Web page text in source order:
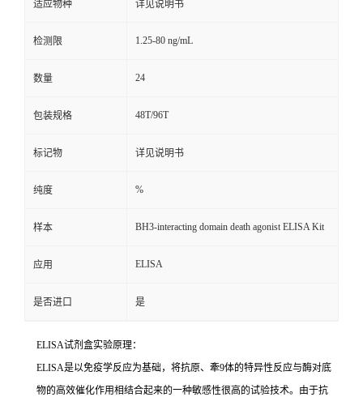
适应物种 详见说明书
检测限 1.25-80 ng/mL
数量 24
包装规格 48T/96T
标记物 详见说明书
纯度 %
样本 BH3-interacting domain death agonist ELISA Kit
应用 ELISA
是否进口 是
ELISA试剂盒实验原理：
ELISA是以免疫学反应为基础，将抗原、牽9体的特异性反应与酶对底
物的高效催化作用相结合起来的一种敏感性很高的试验技术。由于抗